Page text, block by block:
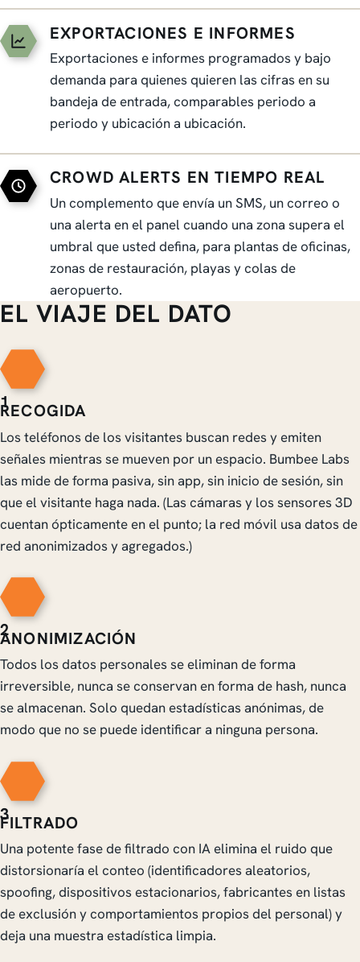
EXPORTACIONES E INFORMES
Exportaciones e informes programados y bajo
demanda para quienes quieren las cifras en su
bandeja de entrada, comparables periodo a
periodo y ubicación a ubicación.
CROWD ALERTS EN TIEMPO REAL
Un complemento que envía un SMS, un correo o
una alerta en el panel cuando una zona supera el
umbral que usted defina, para plantas de oficinas,
zonas de restauración, playas y colas de
aeropuerto.
EL VIAJE DEL DATO
1
RECOGIDA
Los teléfonos de los visitantes buscan redes y emiten
señales mientras se mueven por un espacio. Bumbee Labs
las mide de forma pasiva, sin app, sin inicio de sesión, sin
que el visitante haga nada. (Las cámaras y los sensores 3D
cuentan ópticamente en el punto; la red móvil usa datos de
red anonimizados y agregados.)
2
ANONIMIZACIÓN
Todos los datos personales se eliminan de forma
irreversible, nunca se conservan en forma de hash, nunca
se almacenan. Solo quedan estadísticas anónimas, de
modo que no se puede identificar a ninguna persona.
3
FILTRADO
Una potente fase de filtrado con IA elimina el ruido que
distorsionaría el conteo (identificadores aleatorios,
spoofing, dispositivos estacionarios, fabricantes en listas
de exclusión y comportamientos propios del personal) y
deja una muestra estadística limpia.